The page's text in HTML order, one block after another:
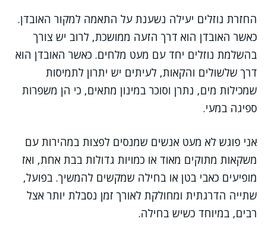
החזרת נוזלים יעילה נשענת על התאמה למקור האובדן.
כאשר האובדן הוא דרך הזעה ממושכת, לרוב יש צורך
בהשלמת נוזלים יחד עם מעט מלחים. כאשר האובדן הוא
דרך שלשולים והקאות, לעיתים יש יתרון לתמיסות
שמכילות מים, נתרן וסוכר במינון מתאים, כי הן משפרות
ספיגה במעי.
אני פוגש לא מעט אנשים שמנסים לפצות במהירות עם
משקאות מתוקים מאוד או כמויות גדולות בבת אחת, ואז
מופיעים כאבי בטן או בחילה שמקשים להמשיך. בפועל,
שתייה הדרגתית ומחולקת לאורך זמן נסבלת יותר אצל
רבים, במיוחד כשיש בחילה.